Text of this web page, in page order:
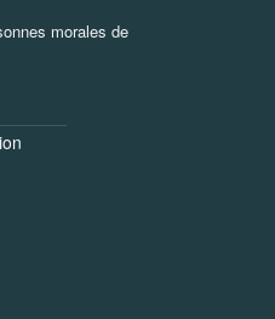
morales de